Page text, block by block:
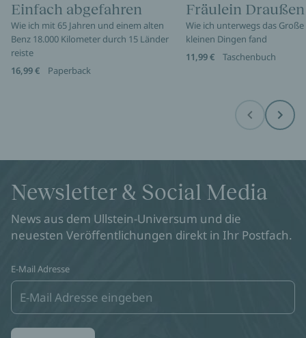
Einfach abgefahren
Wie ich mit 65 Jahren und einem alten
Benz 18.000 Kilometer durch 15 Länder
reiste
16,99 €
Paperback
Fräulein Draußen
Wie ich unterwegs das
kleinen Dingen fand
11,99 €
Taschenbuch
Before Next
Newsletter & Social Media
News aus dem Ullstein-Universum und die
neuesten Veröffentlichungen direkt in Ihr Postfach.
E-Mail Adresse